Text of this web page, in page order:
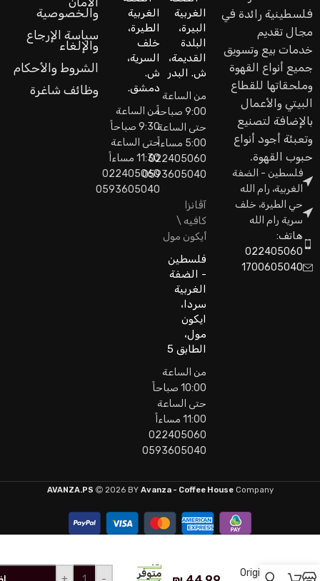
فلسطينية رائدة في
مجال تقديم
خدمات بيع وتسويق
جميع أنواع القهوة
وملحقاتها للقطاع
البيتي والأعمال
بالإضافة لتصنيع
وتعبئة أجود أنواع
حبوب القهوة.
فلسطين - الضفة
الغربية، رام الله
حي الطيرة، خلف
سرية رام الله
هاتف:
022405060
1700605040
الغربية
البيرة،
البلدة
القديمة،
ش. البدر
من الساعة
9:00 صباحاً
حتى الساعة
5:00 مساءاً
022405060
0593605040
الغربية
الطيرة،
خلف
السرية،
ش.
دمشق.
من الساعة
9:30 صباحاً
حتى الساعة
11:30 مساءاً
022405060
0593605040
آڤانزا
كافيه \
أيكون مول
فلسطين
- الضفة
الغربية
سردا،
ايكون
مول،
الطابق 5
من الساعة
10:00 صباحاً
حتى الساعة
11:00 مساءاً
0593605040
والخصوصية
سياسة الإرجاع
والإلغاء
الشروط والأحكام
وظائف شاغرة
AVANZA.PS 2026 BY Avanza - Coffee HouseCompany
Dunkin’
Original
13
متوفر